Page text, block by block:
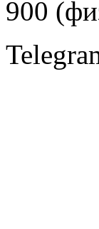
900